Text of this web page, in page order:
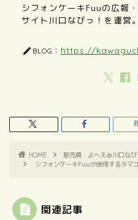
シフォンケーキFuuの広報
サイト川口なびっ！を運営。
BLOG： https://
HOME
販売員・よへえ＠川口なび
シフォンケーキFuuが使用するタマ
関連記事